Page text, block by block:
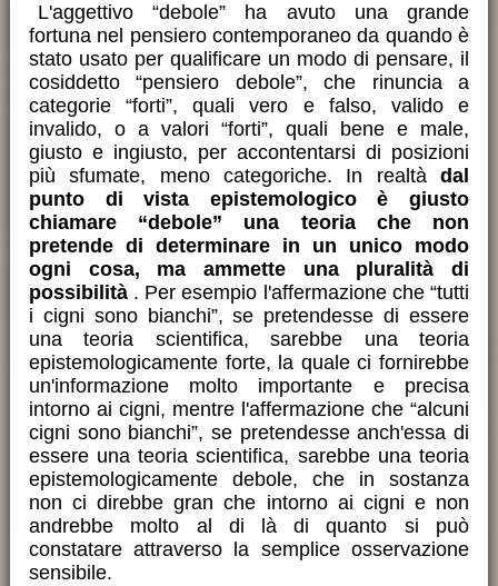
L'aggettivo “debole” ha avuto una grande
fortuna nel pensiero contemporaneo da quando è
stato usato per qualificare un modo di pensare, il
cosiddetto “pensiero debole”, che rinuncia a
categorie “forti”, quali vero e falso, valido e
invalido, o a valori “forti”, quali bene e male,
giusto e ingiusto, per accontentarsi di posizioni
più sfumate, meno categoriche. In realtà dal
punto di vista epistemologico è giusto
chiamare “debole” una teoria che non
pretende di determinare in un unico modo
ogni cosa, ma ammette una pluralità di
possibilità . Per esempio l'affermazione che “tutti
i cigni sono bianchi”, se pretendesse di essere
una teoria scientifica, sarebbe una teoria
epistemologicamente forte, la quale ci fornirebbe
un'informazione molto importante e precisa
intorno ai cigni, mentre l'affermazione che “alcuni
cigni sono bianchi”, se pretendesse anch'essa di
essere una teoria scientifica, sarebbe una teoria
epistemologicamente debole, che in sostanza
non ci direbbe gran che intorno ai cigni e non
andrebbe molto al di là di quanto si può
constatare attraverso la semplice osservazione
sensibile.